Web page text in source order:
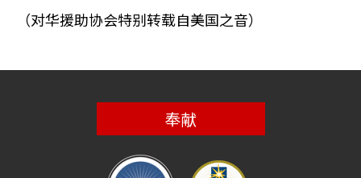
（对华援助协会特别转载自美国之音）
奉献